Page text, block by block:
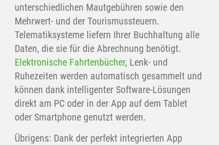
unterschiedlichen Mautgebühren sowie den
Mehrwert- und der Tourismussteuern.
Telematiksysteme liefern Ihrer Buchhaltung alle
Daten, die sie für die Abrechnung benötigt.
Elektronische Fahrtenbücher, Lenk- und
Ruhezeiten werden automatisch gesammelt und
können dank intelligenter Software-Lösungen
direkt am PC oder in der App auf dem Tablet
oder Smartphone genutzt werden.
Übrigens: Dank der perfekt integrierten App